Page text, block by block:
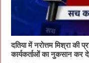
दतिया में नरोत्तम मिश्रा की
कार्यकर्ताओं का नुकसान कर